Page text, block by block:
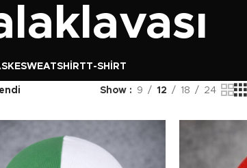
SWEATSHIRTT-SHIRT
Show 9 12 18 24